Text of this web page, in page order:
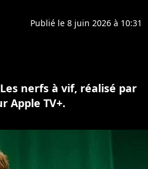
Publié le 8 juin 2026 à 10:31
nerfs à vif, réalisé par
Apple TV+.